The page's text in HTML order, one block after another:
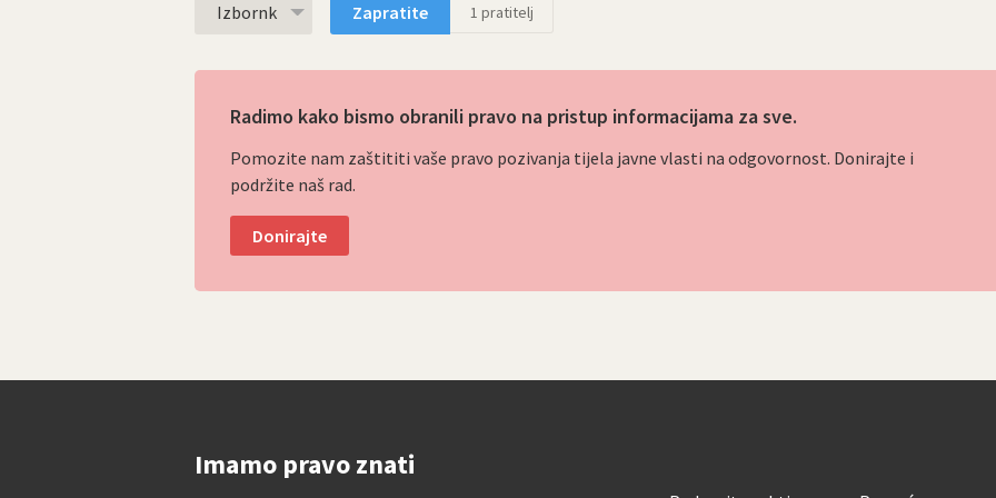
Izbornk Zapratite 1 pratitelj
Radimo kako bismo obranili pravo na pristup informacijama za sve.
Pomozite nam zaštititi vaše pravo pozivanja tijela javne vlasti na odgovornost. Donirajte i
podržite naš rad.
Donirajte
Imamo pravo znati